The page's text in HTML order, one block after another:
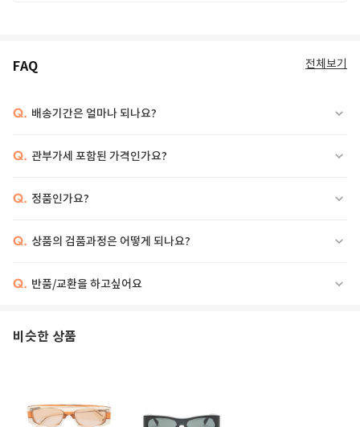
FAQ 전체보기
Q. 배송기간은 얼마나 되나요?
Q. 관부가세 포함된 가격인가요?
Q. 정품인가요?
Q. 상품의 검품과정은 어떻게 되나요?
Q. 반품/교환을 하고싶어요
비슷한 상품